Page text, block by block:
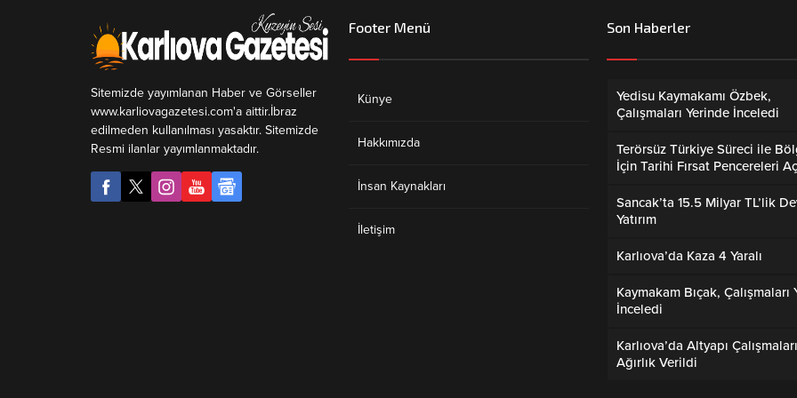
Sitemizde yayımlanan Haber ve Görseller
www.karliovagazetesi.com'a aittir.İbraz
edilmeden kullanılması yasaktır. Sitemizde
Resmi ilanlar yayımlanmaktadır.
Footer Menü
Künye
Hakkımızda
İnsan Kaynakları
İletişim
Son Haberler
Yedisu Kaymakamı Özbek,
Çalışmaları Yerinde İnceledi
Terörsüz Türkiye Süreci ile
İçin Tarihi Fırsat Pencereleri
Sancak’ta 15.5 Milyar TL’lik
Yatırım
Karlıova’da Kaza 4 Yaralı
Kaymakam Bıçak, Çalışmaları
İnceledi
Karlıova’da Altyapı
Ağırlık Verildi